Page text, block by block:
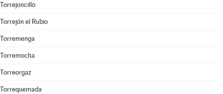
Torrejoncillo
Torrejón el Rubio
Torremenga
Torremocha
Torreorgaz
Torrequemada